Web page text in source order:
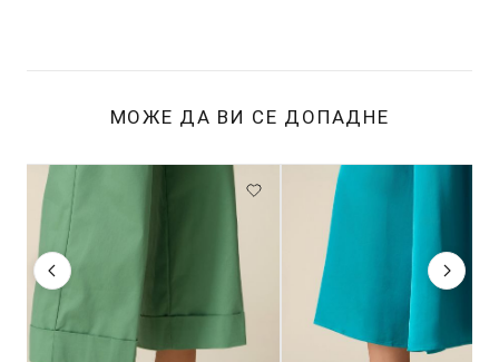
МОЖЕ ДА ВИ СЕ ДОПАДНЕ